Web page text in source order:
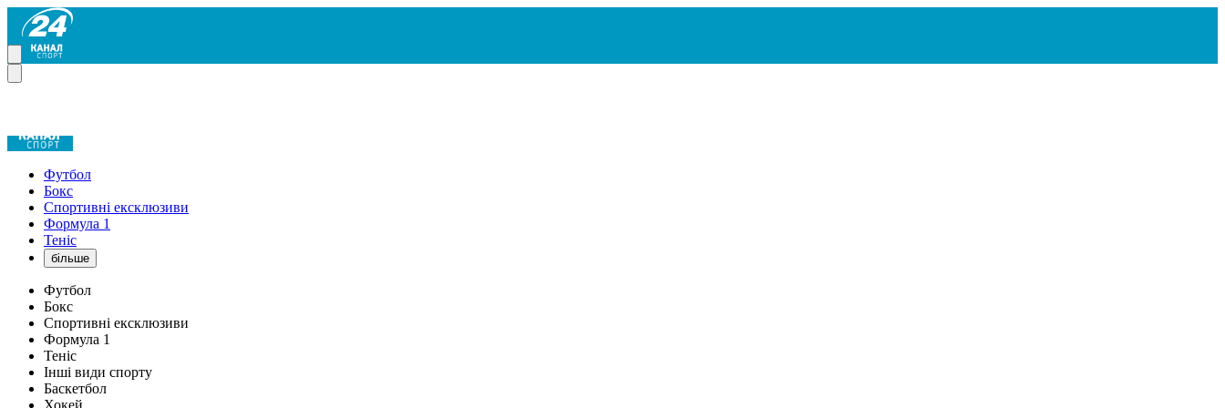
Футбол
Бокс
Спортивні ексклюзиви
Формула 1
Теніс
більше
Футбол
Бокс
Спортивні ексклюзиви
Формула 1
Теніс
Інші види спорту
Баскетбол
Хокей